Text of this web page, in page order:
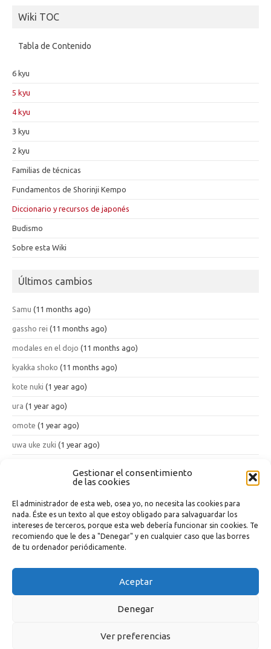
Gestionar el consentimiento
de las cookies
El administrador de esta web, osea yo, no necesita las cookies para
nada. Éste es un texto al que estoy obligado para salvaguardar los
intereses de terceros, porque esta web debería funcionar sin cookies. Te
recomiendo que le des a "Denegar" y en cualquier caso que las borres
de tu ordenador periódicamente.
Aceptar
Denegar
Ver preferencias
Wiki TOC
Tabla de Contenido
6 kyu
5 kyu
4 kyu
3 kyu
2 kyu
Familias de técnicas
Fundamentos de Shorinji Kempo
Diccionario y recursos de japonés
Budismo
Sobre esta Wiki
Últimos cambios
Samu (11 months ago)
gassho rei (11 months ago)
modales en el dojo (11 months ago)
kyakka shoko (11 months ago)
kote nuki (1 year ago)
ura (1 year ago)
omote (1 year ago)
uwa uke zuki (1 year ago)
(1 year ago)
Sobre esta wiki
Qué es esto